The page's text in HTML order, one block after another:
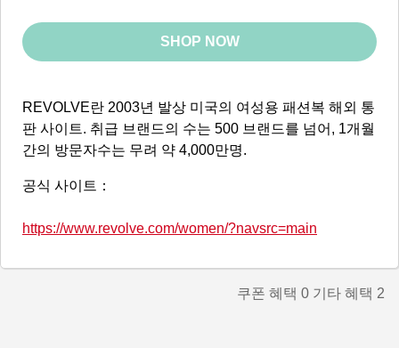
SHOP NOW
REVOLVE란 2003년 발상 미국의 여성용 패션복 해외 통
판 사이트. 취급 브랜드의 수는 500 브랜드를 넘어, 1개월
간의 방문자수는 무려 약 4,000만명.
공식 사이트：
https://www.revolve.com/women/?navsrc=main
쿠폰 혜택 0 기타 혜택 2